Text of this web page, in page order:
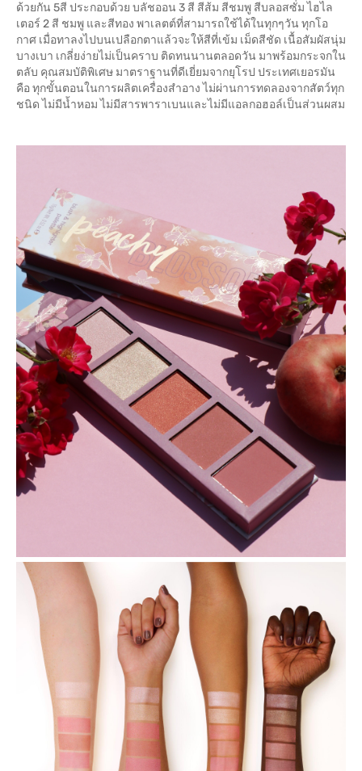
ด้วยกัน 5สี ประกอบด้วย บลัชออน 3 สี สีส้ม สีชมพู สีบลอสซั่ม ไฮไล
เตอร์ 2 สี ชมพู และสีทอง พาเลตต์ที่สามารถใช้ได้ในทุกๆวัน ทุกโอ
กาศ เมื่อทาลงไปบนเปลือกตาแล้วจะให้สีที่เข้ม เม็ดสีชัด เนื้อสัมผัสนุ่ม
บางเบา เกลี่ยง่ายไม่เป็นคราบ ติดทนนานตลอดวัน มาพร้อมกระจกใน
ตลับ คุณสมบัติพิเศษ มาตราฐานที่ดีเยี่ยมจากยุโรป ประเทศเยอรมัน
คือ ทุกขั้นตอนในการผลิตเครื่องสำอาง ไม่ผ่านการทดลองจากสัตว์ทุก
ชนิด ไม่มีน้ำหอม ไม่มีสารพาราเบนและไม่มีแอลกอฮอล์เป็นส่วนผสม